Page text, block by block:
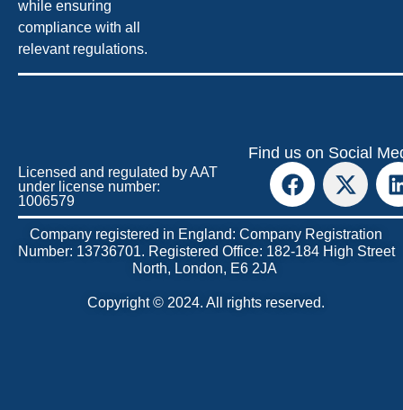
while ensuring
compliance with all
relevant regulations.
Licensed and regulated by AAT
under license number:
1006579
Find us on Social
Company registered in England: Company Registration
Number: 13736701. Registered Office: 182-184 High Street
North, London, E6 2JA
Copyright © 2024. All rights reserved.